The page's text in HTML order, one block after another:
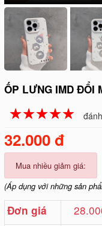
ỐP LƯNG IMD ĐỔI
☆☆☆☆☆
★★★★★
32.000 đ
Mua nhiều giảm giá:
(Áp dụng với những sản
Đơn giá